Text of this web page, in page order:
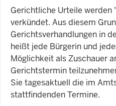
Gerichtliche Urteile werden
verkündet. Aus diesem
Gerichtsverhandlungen in
heißt jede Bürgerin und
Möglichkeit als Zuschauer
Gerichtstermin
Sie tagesaktuell die im
stattfindenden Termine.